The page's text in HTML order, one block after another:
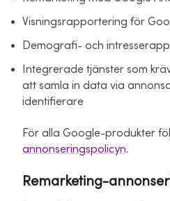
Visningsrapportering för
Demografi- och
Integrerade tjänster som
att samla in data via
identifierare
För alla Google-produkter
annonseringspolicyn.
Remarketing-